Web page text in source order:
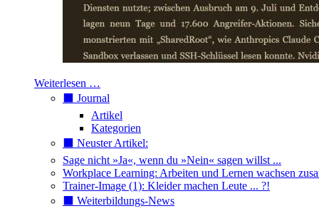
Weiterlesen …
⬛️ Journal
Artikel
Kategorien
⬛️ Neuster Artikel:
Sage nicht »Ja«, wenn du »Nein« sagen willst ...
Workplace Learning: Arbeiten und Lernen wachsen
Trainer-Image (1): Kleider machen Leute ... ?!
⬛️ Weiterbildungs-News